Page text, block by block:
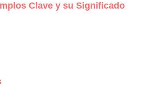
Clave y su Significado